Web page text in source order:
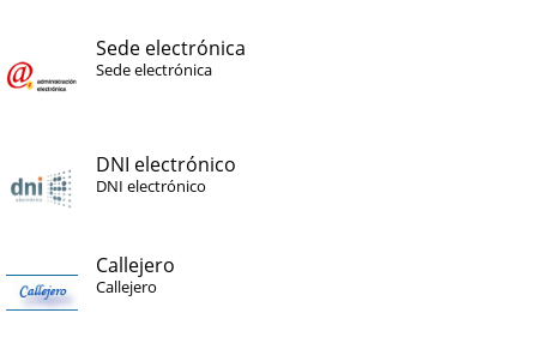
Sede electrónica
Sede electrónica
DNI electrónico
DNI electrónico
Callejero
Callejero